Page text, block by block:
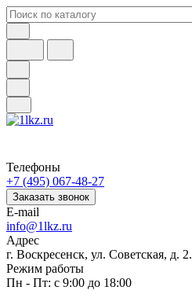
Телефоны
+7 (495) 067-48-27
Заказать звонок
E-mail
info@1lkz.ru
Адрес
г. Воскресенск, ул. Советская, д. 2.
Режим работы
Пн - Пт: с 9:00 до 18:00